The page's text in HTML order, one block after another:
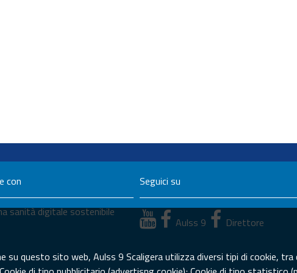
con
sanità digitale sostenibile
Seguici su
Aulss 9 Direttore
su questo sito web, Aulss 9 Scaligera utilizza diversi tipi di cookie, tra